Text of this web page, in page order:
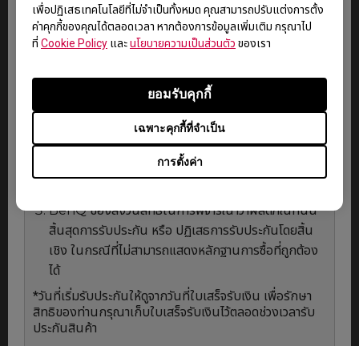
เพื่อปฏิเสธเทคโนโลยีที่ไม่จำเป็นทั้งหมด คุณสามารถปรับแต่งการตั้ง
ค่าคุกกี้ของคุณได้ตลอดเวลา หากต้องการข้อมูลเพิ่มเติม กรุณาไป
ที่ Cookie Policy และนโยบายความเป็นส่วนตัว ของเรา
การตั้งค่า
เฉพาะคุกกี้ที่จำเป็น
ยอมรับคุกกี้
ขั้นตอนการรับประกัน
กรุณาติดต่อผู้ให้บริการที่ได้รับอนุญาตจากทาง BenQ
โดยตรงเพื่อเริ่มกระบวนการให้บริการรับประกัน หรือ
@BenQCare
แสดงหลักฐานการซื้อที่ถูกต้อง โดยการรับประกันจะ
พิจารณาจากวันที่ซื้อสินค้าโดยลูกค้ารายแรก เพียงแสดง
BenQ ของสงวนสิทธิ์ในการพิจารณาว่าผลิตภัณฑ์นั้น
สิ้นสุดการรับประกัน หรือ ปฏิเสธการรับประกันโดยสิ้น
เชิง ในกรณีที่ไม่สามารถแสดงหลักฐานการซื้อที่ถูกต้อง
ได้
*วันที่เริ่มรับประกันให้ดูจากวันที่ใบเสร็จรับเงิน เพื่อรักษา
สิทธิของท่านกรุณาเก็บใบเสร็จรับเงินไว้ตลอดช่วงเวลารับ
ประกันสินค้า